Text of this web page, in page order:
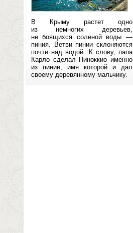
В Крыму растет одно
из немногих деревьев,
не боящихся соленой воды —
пиния. Ветви пинии склоняются
почти над водой. К слову, папа
Карло сделал Пиноккио именно
из пинии, имя которой и дал
своему деревянному мальчику.